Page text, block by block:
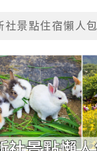
社景點住宿懶人包